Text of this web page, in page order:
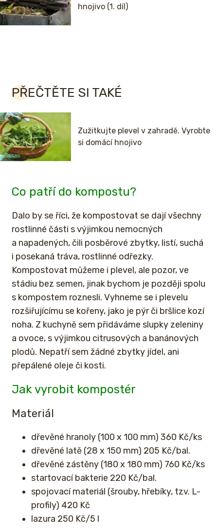
hnojivo (1. díl)
PŘEČTĚTE SI TAKÉ
Zužitkujte plevel v zahradě. Vyrobte
si domácí hnojivo
Co patří do kompostu?
Dalo by se říci, že kompostovat se dají všechny
rostlinné části s výjimkou nemocných
a napadených, čili posběrové zbytky, listí, suchá
i posekaná tráva, rostlinné odřezky.
Kompostovat můžeme i plevel, ale pozor, ve
stádiu bez semen, jinak bychom je později spolu
s kompostem roznesli. Vyhneme se i plevelu
rozšiřujícímu se kořeny, jako je pýr či bršlice kozí
noha. Z kuchyně sem přidáváme slupky zeleniny
a ovoce, s výjimkou citrusových a banánových
plodů. Nepatří sem žádné zbytky jídel, ani
přepálené oleje či kosti.
Jak vyrobit kompostér
Materiál
dřevěné hranoly (100 x 100 mm) 360 Kč/ks
dřevěné latě (28 x 150 mm) 205 Kč/bal.
dřevěné zástěny (180 x 180 mm) 760 Kč/ks
startovací bakterie 220 Kč/bal.
spojovací materiál (šrouby, hřebíky, tzv. L-
profily) 420 Kč
lazura 250 Kč/5 l